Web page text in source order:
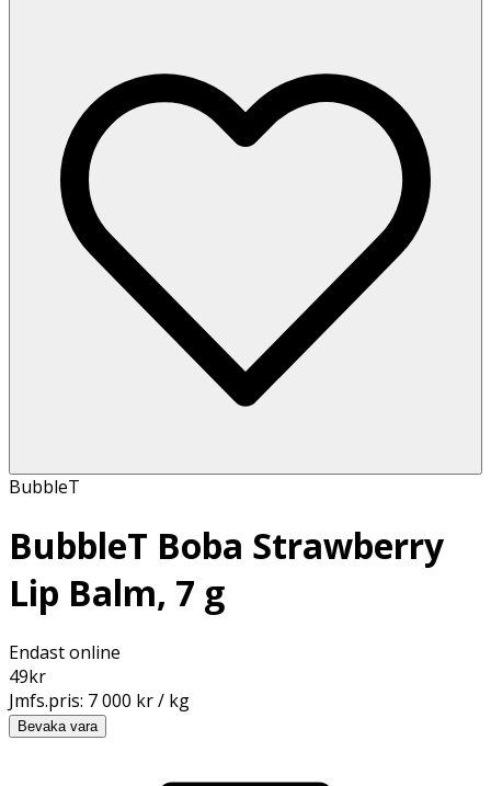
BubbleT
BubbleT Boba Strawberry
Lip Balm, 7 g
Endast online
49kr
Jmfs.pris: 7 000 kr / kg
Bevaka vara